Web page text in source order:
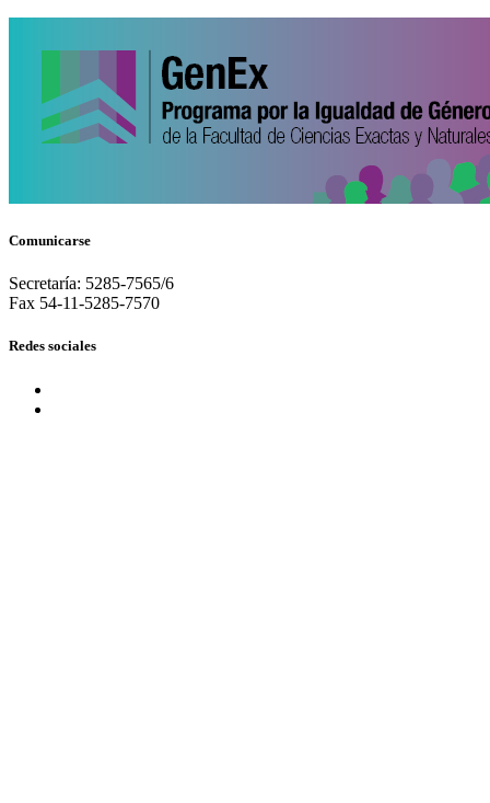
Comunicarse
Secretaría: 5285-7565/6
Fax 54-11-5285-7570
Redes sociales